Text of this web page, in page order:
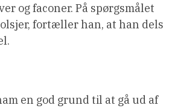
og faconer. På spørgsmålet
fortæller han, at han dels
en god grund til at gå ud af